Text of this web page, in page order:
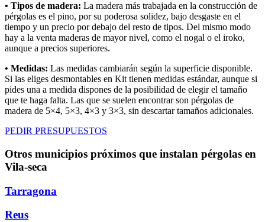
• Tipos de madera: La madera más trabajada en la construcción de
pérgolas es el pino, por su poderosa solidez, bajo desgaste en el
tiempo y un precio por debajo del resto de tipos. Del mismo modo
hay a la venta maderas de mayor nivel, como el nogal o el iroko,
aunque a precios superiores.
• Medidas: Las medidas cambiarán según la superficie disponible.
Si las eliges desmontables en Kit tienen medidas estándar, aunque si
pides una a medida dispones de la posibilidad de elegir el tamaño
que te haga falta. Las que se suelen encontrar son pérgolas de
madera de 5×4, 5×3, 4×3 y 3×3, sin descartar tamaños adicionales.
PEDIR PRESUPUESTOS
Otros municipios próximos que instalan pérgolas en
Vila-seca
Tarragona
Reus